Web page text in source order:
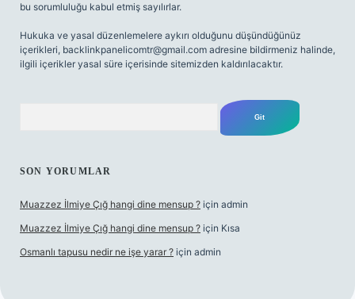
bu sorumluluğu kabul etmiş sayılırlar.
Hukuka ve yasal düzenlemelere aykırı olduğunu düşündüğünüz
içerikleri, backlinkpanelicomtr@gmail.com adresine bildirmeniz halinde,
ilgili içerikler yasal süre içerisinde sitemizden kaldırılacaktır.
SON YORUMLAR
Muazzez İlmiye Çığ hangi dine mensup ? için admin
Muazzez İlmiye Çığ hangi dine mensup ? için Kısa
Osmanlı tapusu nedir ne işe yarar ? için admin